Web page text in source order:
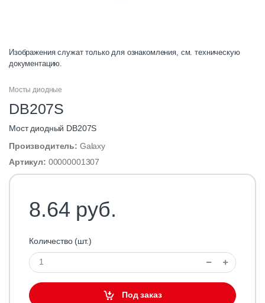
Изображения служат только для ознакомления, см. техническую
документацию.
Мосты диодные
DB207S
Мост диодный DB207S
Производитель: Galaxy
Артикул: 00000001307
8.64 руб.
Количество (шт.)
Под заказ